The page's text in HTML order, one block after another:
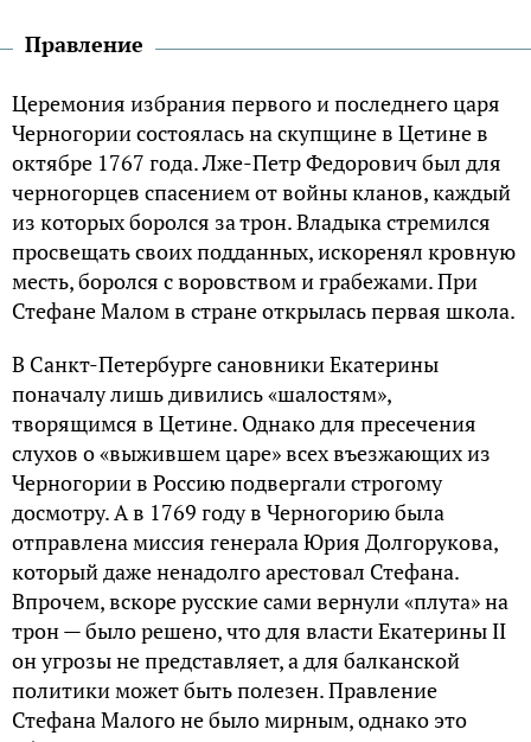
Правление
Церемония избрания первого и последнего царя
Черногории состоялась на скупщине в Цетине в
октябре 1767 года. Лже-Петр Федорович был для
черногорцев спасением от войны кланов, каждый
из которых боролся за трон. Владыка стремился
просвещать своих подданных, искоренял кровную
месть, боролся с воровством и грабежами. При
Стефане Малом в стране открылась первая школа.
В Санкт-Петербурге сановники Екатерины
поначалу лишь дивились «шалостям»,
творящимся в Цетине. Однако для пресечения
слухов о «выжившем царе» всех въезжающих из
Черногории в Россию подвергали строгому
досмотру. А в 1769 году в Черногорию была
отправлена миссия генерала Юрия Долгорукова,
который даже ненадолго арестовал Стефана.
Впрочем, вскоре русские сами вернули «плута» на
трон — было решено, что для власти Екатерины II
он угрозы не представляет, а для балканской
политики может быть полезен. Правление
Стефана Малого не было мирным, однако это